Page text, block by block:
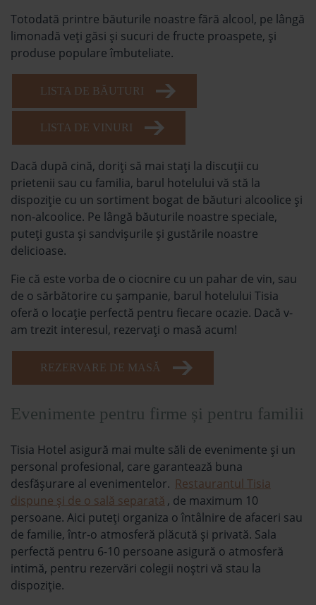
Totodată printre băuturile noastre fără alcool, pe lângă
limonadă veţi găsi și sucuri de fructe proaspete, şi
produse populare îmbuteliate.
LISTA DE BĂUTURI
LISTA DE VINURI
Dacă după cină, doriţi să mai staţi la discuţii cu
prietenii sau cu familia, barul hotelului vă stă la
dispoziţie cu un sortiment bogat de băuturi alcoolice şi
non-alcoolice. Pe lângă băuturile noastre speciale,
puteţi gusta şi sandvişurile şi gustările noastre
delicioase.
Fie că este vorba de o ciocnire cu un pahar de vin, sau
de o sărbătorire cu şampanie, barul hotelului Tisia
oferă o locaţie perfectă pentru fiecare ocazie. Dacă v-
am trezit interesul, rezervaţi o masă acum!
REZERVARE DE MASĂ
Evenimente pentru firme și pentru familii
Tisia Hotel asigură mai multe săli de evenimente și un
personal profesional, care garantează buna
desfășurare al evenimentelor. Restaurantul Tisia
dispune și de o sală separată , de maximum 10
persoane. Aici puteți organiza o întâlnire de afaceri sau
de familie, într-o atmosferă plăcută și privată. Sala
perfectă pentru 6-10 persoane asigură o atmosferă
intimă, pentru rezervări colegii noștri vă stau la
dispoziție.